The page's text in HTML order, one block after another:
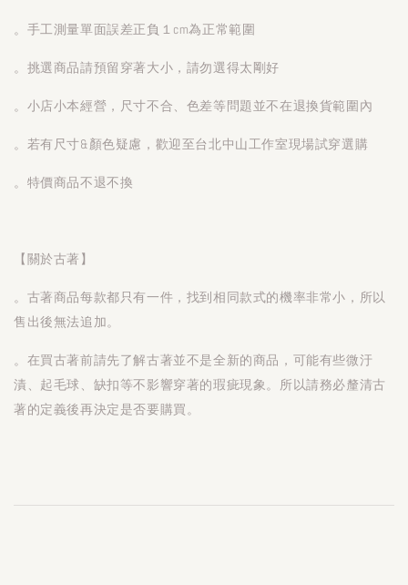
。手工測量單面誤差正負１cm為正常範圍
。挑選商品請預留穿著大小，請勿選得太剛好
。小店小本經營，尺寸不合、色差等問題並不在退換貨範圍內
。若有尺寸&顏色疑慮，歡迎至台北中山工作室現場試穿選購
。特價商品不退不換
【關於古著】
。古著商品每款都只有一件，找到相同款式的機率非常小，所以
售出後無法追加。
。在買古著前請先了解古著並不是全新的商品，可能有些微汙
漬、起毛球、缺扣等不影響穿著的瑕疵現象。所以請務必釐清古
著的定義後再決定是否要購買。